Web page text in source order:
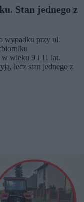
Stan jednego z
wypadku przy ul.
w wieku 9 i 11 lat.
lecz stan jednego z